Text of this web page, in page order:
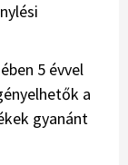
5 évvel
a
gyanánt